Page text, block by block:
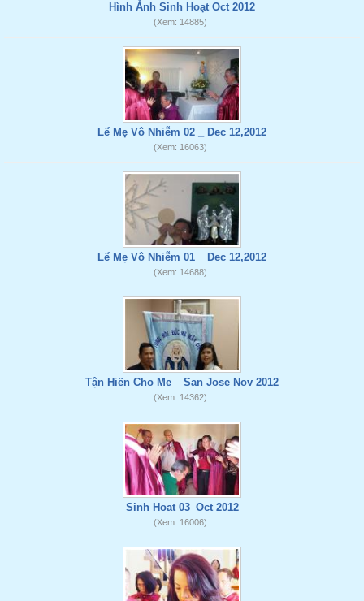
Hình Ảnh Sinh Hoạt Oct 2012
(Xem: 14885)
Lể Mẹ Vô Nhiễm 02 _ Dec 12,2012
(Xem: 16063)
Lể Mẹ Vô Nhiễm 01 _ Dec 12,2012
(Xem: 14688)
Tận Hiến Cho Me _ San Jose Nov 2012
(Xem: 14362)
Sinh Hoat 03_Oct 2012
(Xem: 16006)